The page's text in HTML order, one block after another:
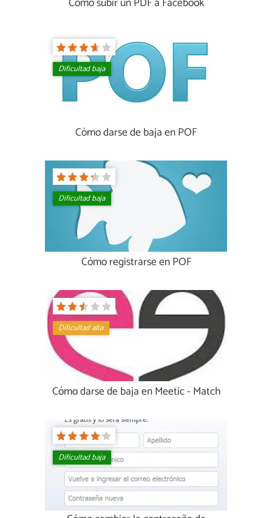
Dificultad baja
Cómo darse de baja en POF
Dificultad baja
Cómo registrarse en POF
Dificultad alta
Cómo darse de baja en Meetic - Match
Dificultad baja